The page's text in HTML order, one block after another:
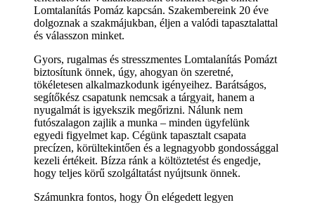
Lomtalanítás Pomáz kapcsán. Szakembereink 20 éve
dolgoznak a szakmájukban, éljen a valódi tapasztalattal
és válasszon minket.
Gyors, rugalmas és stresszmentes Lomtalanítás Pomázt
biztosítunk önnek, úgy, ahogyan ön szeretné,
tökéletesen alkalmazkodunk igényeihez. Barátságos,
segítőkész csapatunk nemcsak a tárgyait, hanem a
nyugalmát is igyekszik megőrizni. Nálunk nem
futószalagon zajlik a munka – minden ügyfelünk
egyedi figyelmet kap. Cégünk tapasztalt csapata
precízen, körültekintően és a legnagyobb gondossággal
kezeli értékeit. Bízza ránk a költöztetést és engedje,
hogy teljes körű szolgáltatást nyújtsunk önnek.
Számunkra fontos, hogy Ön elégedett legyen